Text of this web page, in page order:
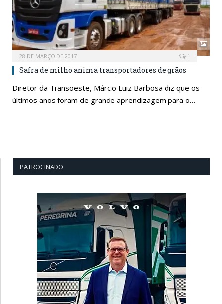
28 DE MARÇO DE 2017 1
Safra de milho anima transportadores de grãos
Diretor da Transoeste, Márcio Luiz Barbosa diz que os
últimos anos foram de grande aprendizagem para o…
PATROCINADO